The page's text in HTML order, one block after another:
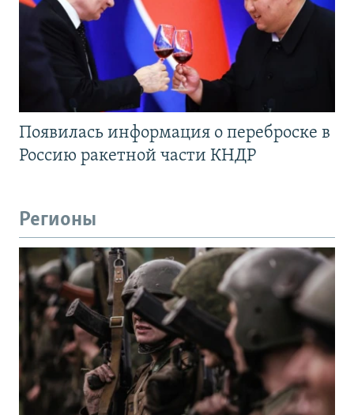
Появилась информация о переброске в
Россию ракетной части КНДР
Регионы